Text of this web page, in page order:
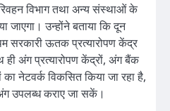
विभाग तथा अन्य संस्थाओं के
जाएगा। उन्होंने बताया कि दून
सरकारी ऊतक प्रत्यारोपण केंद्र
ही अंग प्रत्यारोपण केंद्रों, अंग बैंक
नेटवर्क विकसित किया जा रहा है,
उपलब्ध कराए जा सकें।